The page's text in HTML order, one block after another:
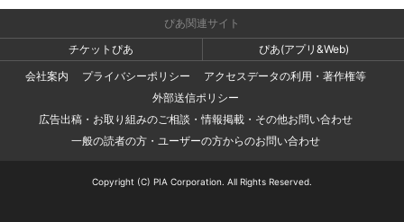
ぴあ関連サイト
チケットぴあ
ぴあ(アプリ&Web)
会社案内
プライバシーポリシー
アクセスデータの利用・著作権等
外部送信ポリシー
広告出稿・お取り組みのご相談・情報掲載・その他お問い合わせ
一般の読者の方・ユーザーの方からのお問い合わせ
Copyright (C) PIA Corporation. All Rights Reserved.